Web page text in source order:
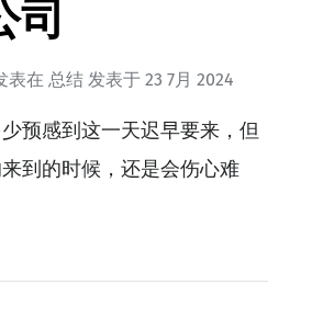
司
表在 总结 发表于 23 7月 2024
预感到这一天迟早要来，但
到的时候，还是会伤心难